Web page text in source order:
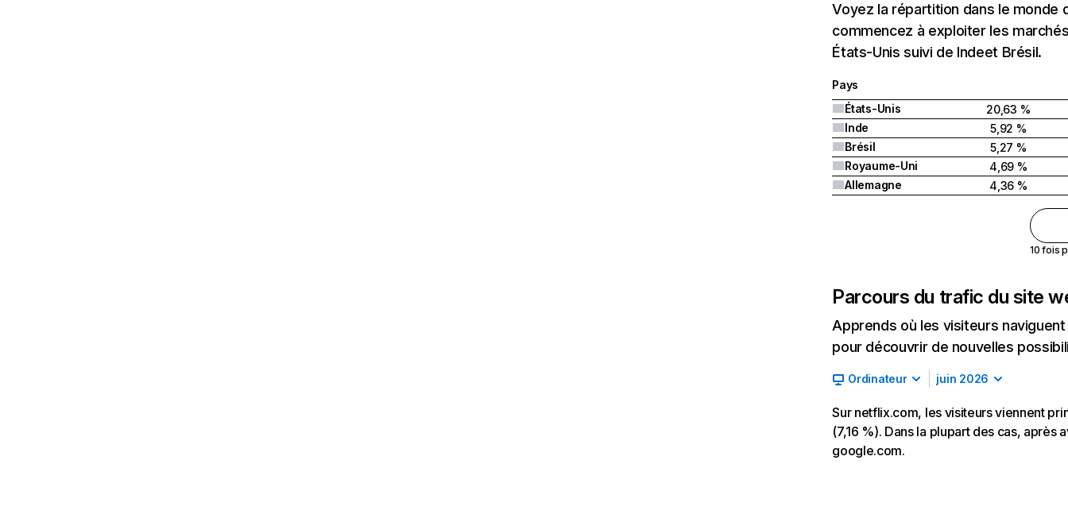
Voyez la répartition dans le
commencez à exploiter les
États-Unis suivi de Indeet Brésil.
Pays
États-Unis
20,63 %
Inde
5,92 %
Brésil
5,27 %
Royaume-Uni
4,69 %
Allemagne
4,36 %
10 fois
Parcours du trafic du site
Apprends où les visiteurs
pour découvrir de nouvelles
Ordinateur juin 2026
Sur netflix.com, les visiteurs viennent
(7,16 %). Dans la plupart des cas,
google.com.